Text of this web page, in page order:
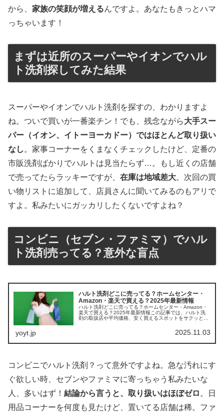
から、 家族の笑顔が増えるんですよ。あなたもきっとハマ
っちゃいます！
まずは近所のスーパーやイオンでハル
ト洗剤探してみた結果
スーパーやイオンでハルト洗剤を探すの、わかりますよ
ね。ついで買いが一番楽チン！でも、残念ながら大手スー
パー（イオン、イトーヨーカドー）ではほとんど取り扱い
なし 。家事コーナーをくまなくチェックしたけど、定番の
市販洗剤ばかりでハルトは見当たらず…。もし近くの店舗
で売ってたらラッキーですが、 在庫は地域差大。次回の買
い物リストに追加して、店員さんに聞いてみるのもアリで
すよ。私みたいにガッカリしたくないですよね？
コンビニ（セブン・ファミマ）でハル
ト洗剤売ってる？意外な盲点
ハルト洗剤どこに売ってる？ホームセンター・
Amazon・楽天で買える？2025年最新情報
ハルト洗剤どこに売ってる？ホームセンター・Amazon・
楽天で買える？2025年最新情報この記事では、ハルト洗
剤の取扱店や平均価格、安く買えるスポットをサクッと紹
yoyt.jp 2025.11.03
コンビニでハルト洗剤？って意外ですよね。急な汚れにす
ぐ欲しい時、セブンやファミマに寄っちゃう私みたいな
人、多いはず！ 結論から言うと、取り扱いはほぼゼロ 。日
用品コーナーを何度も見たけど、置いてる店舗は稀。ファ